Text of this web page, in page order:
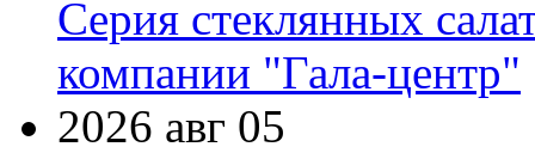
Серия стеклянных
компании "Гала-центр"
2026 авг 05